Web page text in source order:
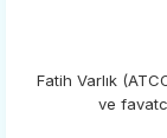
Fatih Varlık
ve